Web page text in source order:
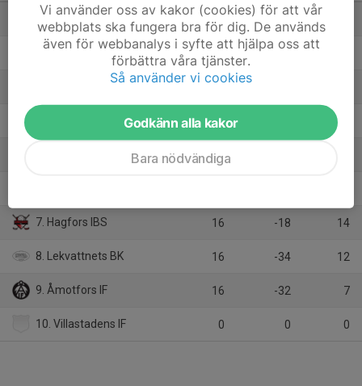
1. Nordmarkens IBF 16 16
2. BKI Sunnanå/Hertzöga BK 16 34
16
4. Karlstad IBF Ungdom/Bredd 16 30
16
7. Hagfors IBS 16 -18 14
8. Lekvattnets BK 16 -34 12
9. Åmotfors IF 16 -32 7
10. Villastadens IF 0 0 0
Vi använder oss av kakor (cookies) för att vår
webbplats ska fungera bra för dig. De används
även för webbanalys i syfte att hjälpa oss att
förbättra våra tjänster.
Så använder vi cookies
Godkänn alla kakor
Bara nödvändiga